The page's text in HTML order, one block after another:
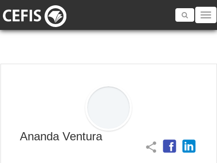
Toggle
Ananda Ventura
share